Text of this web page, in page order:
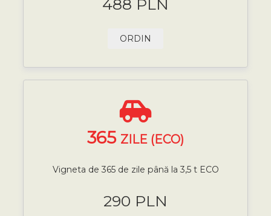
488 PLN
ORDIN
365 ZILE (ECO)
Vigneta de 365 de zile până la 3,5 t ECO
290 PLN